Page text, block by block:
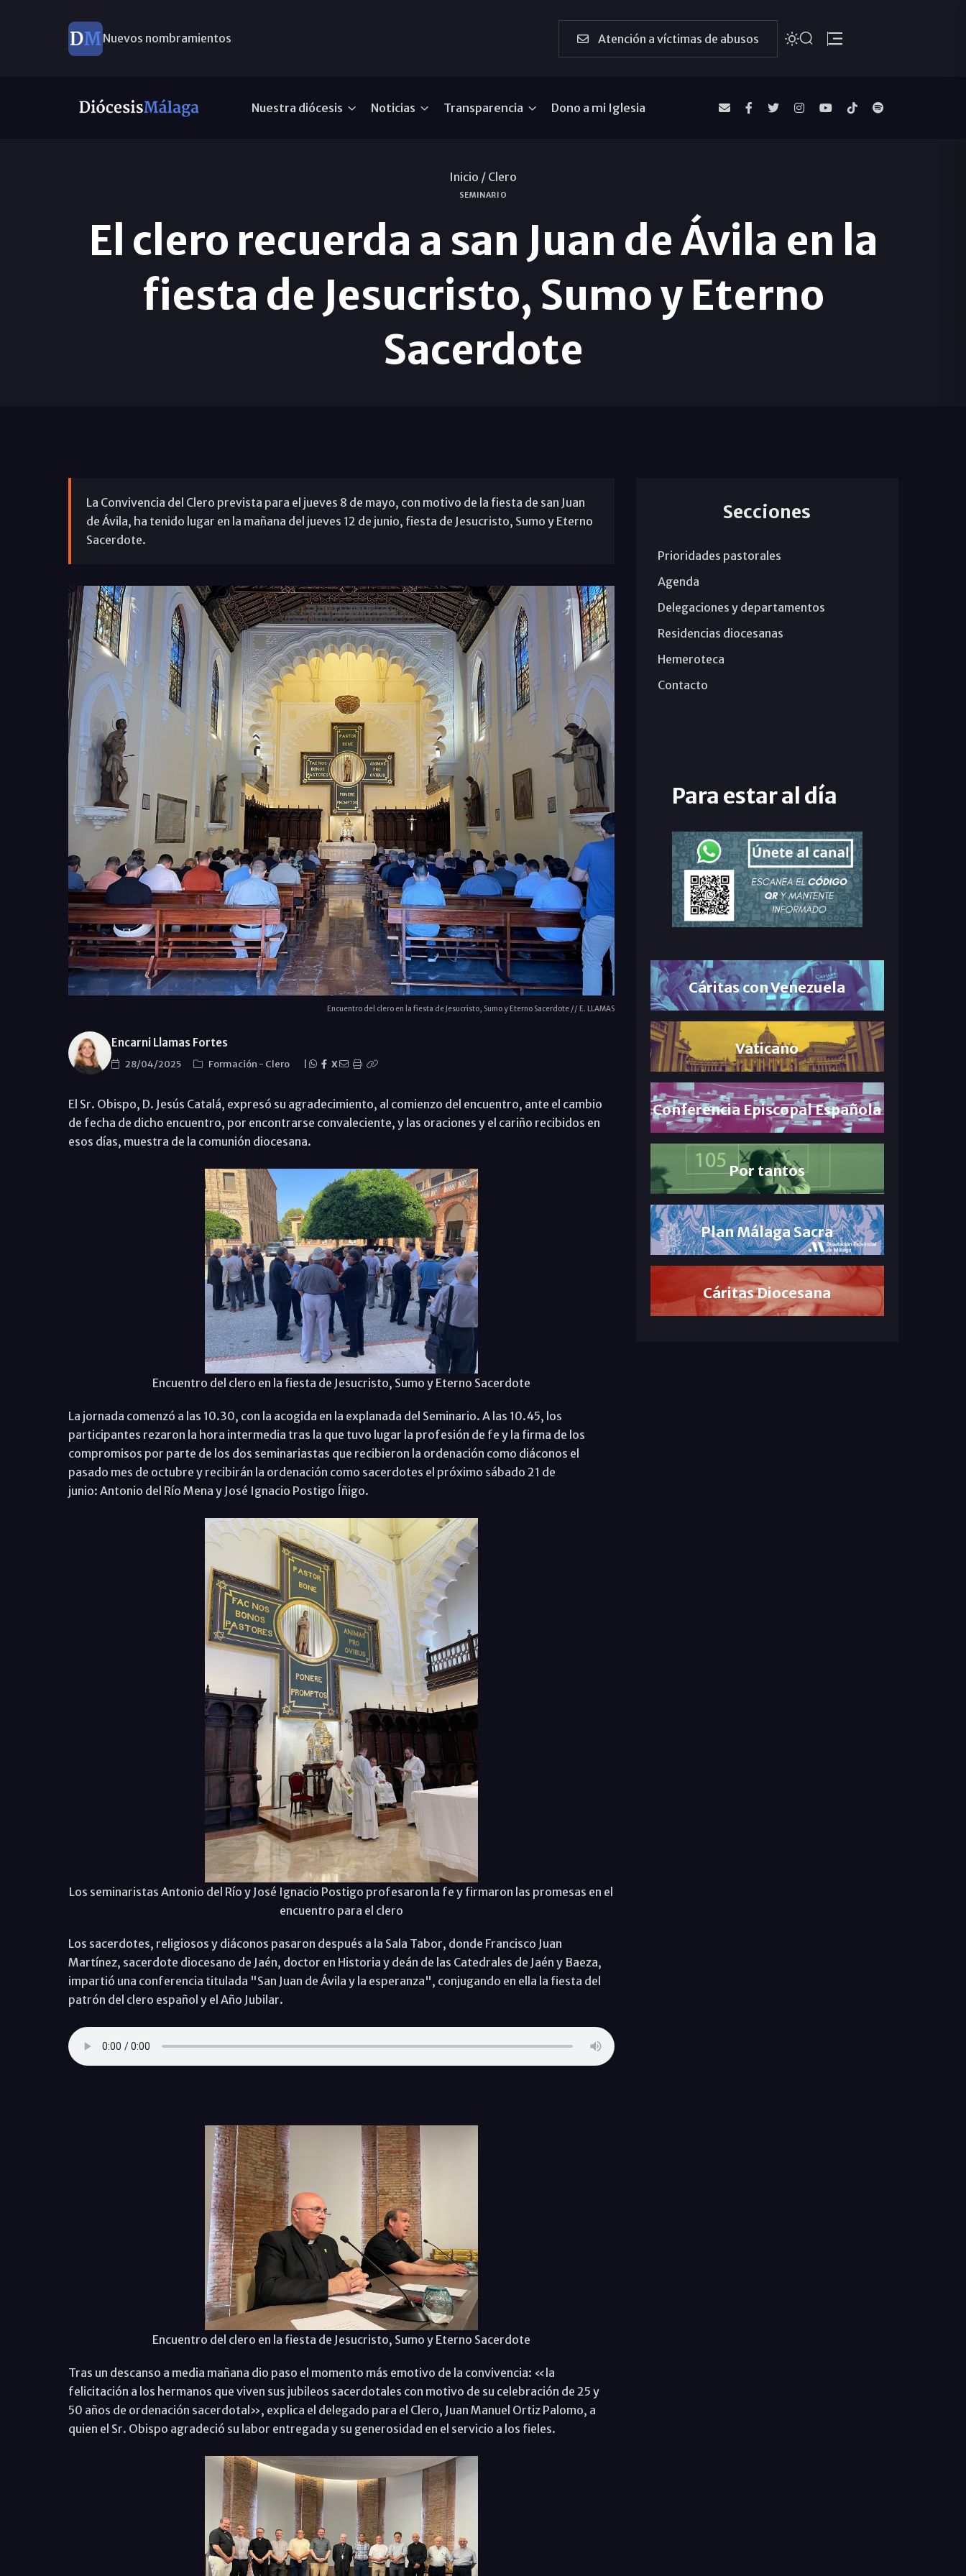
Nuevos nombramientos Atención a víctimas de abusos
Nuestra diócesis Noticias Transparencia Dono a mi Iglesia
Inicio / Clero
SEMINARIO
El clero recuerda a san Juan de Ávila en la
fiesta de Jesucristo, Sumo y Eterno
Sacerdote
La Convivencia del Clero prevista para el jueves 8 de mayo, con motivo de la fiesta de san Juan
de Ávila, ha tenido lugar en la mañana del jueves 12 de junio, fiesta de Jesucristo, Sumo y Eterno
Sacerdote.
Encuentro del clero en la fiesta de Jesucristo, Sumo y Eterno Sacerdote // E. LLAMAS
Encarni Llamas Fortes
28/04/2025 Formación - Clero X
El Sr. Obispo, D. Jesús Catalá, expresó su agradecimiento, al comienzo del encuentro, ante el cambio
de fecha de dicho encuentro, por encontrarse convaleciente, y las oraciones y el cariño recibidos en
esos días, muestra de la comunión diocesana.
Encuentro del clero en la fiesta de Jesucristo, Sumo y Eterno Sacerdote
La jornada comenzó a las 10.30, con la acogida en la explanada del Seminario. A las 10.45, los
participantes rezaron la hora intermedia tras la que tuvo lugar la profesión de fe y la firma de los
compromisos por parte de los dos seminariastas que recibieron la ordenación como diáconos el
pasado mes de octubre y recibirán la ordenación como sacerdotes el próximo sábado 21 de
junio: Antonio del Río Mena y José Ignacio Postigo Íñigo.
Los seminaristas Antonio del Río y José Ignacio Postigo profesaron la fe y firmaron las promesas en el
encuentro para el clero
Los sacerdotes, religiosos y diáconos pasaron después a la Sala Tabor, donde Francisco Juan
Martínez, sacerdote diocesano de Jaén, doctor en Historia y deán de las Catedrales de Jaén y Baeza,
impartió una conferencia titulada "San Juan de Ávila y la esperanza", conjugando en ella la fiesta del
patrón del clero español y el Año Jubilar.
Encuentro del clero en la fiesta de Jesucristo, Sumo y Eterno Sacerdote
Tras un descanso a media mañana dio paso el momento más emotivo de la convivencia: «la
felicitación a los hermanos que viven sus jubileos sacerdotales con motivo de su celebración de 25 y
50 años de ordenación sacerdotal», explica el delegado para el Clero, Juan Manuel Ortiz Palomo, a
quien el Sr. Obispo agradeció su labor entregada y su generosidad en el servicio a los fieles.
Secciones
Prioridades pastorales
Agenda
Delegaciones y departamentos
Residencias diocesanas
Hemeroteca
Contacto
Para estar al día
Cáritas con Venezuela
Vaticano
Conferencia Episcopal Española
Por tantos
Plan Málaga Sacra
Cáritas Diocesana